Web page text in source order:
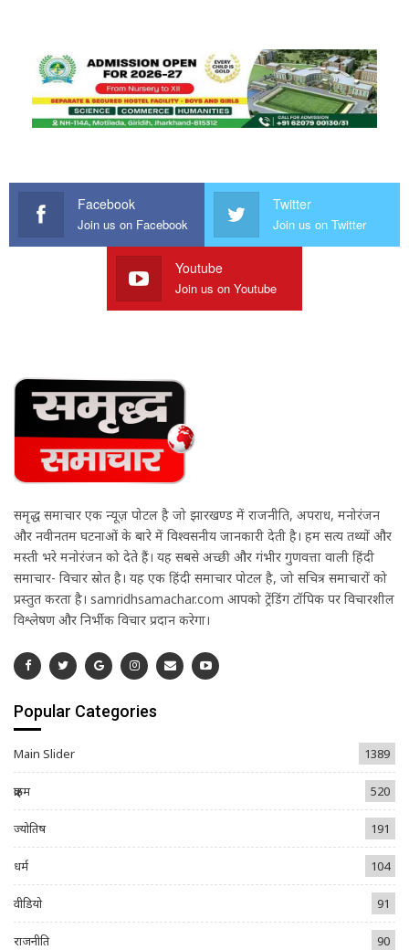
Facebook
Join us on Facebook
Twitter
Join us on Twitter
Youtube
Join us on Youtube
समृद्ध समाचार एक न्यूज़ पोर्टल है जो झारखण्ड में राजनीति, अपराध, मनोरंजन
और नवीनतम घटनाओं के बारे में विश्वसनीय जानकारी देती है। हम सत्य तथ्यों और
मस्ती भरे मनोरंजन को देते हैं। यह सबसे अच्छी और गंभीर गुणवत्ता वाली हिंदी
समाचार- विचार स्रोत है। यह एक हिंदी समाचार पोर्टल है, जो सचित्र समाचारों को
प्रस्तुत करता है। samridhsamachar.com आपको ट्रेंडिंग टॉपिक पर विचारशील
विश्लेषण और निर्भीक विचार प्रदान करेगा।
Popular Categories
Main Slider 1389
क्राइम 520
ज्योतिष 191
धर्म 104
वीडियो 91
राजनीति 90